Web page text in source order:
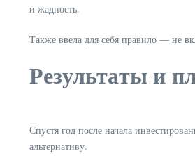
и жадность.
Также ввела для себя правило — не
Результаты и
Спустя год после начала
альтернативу.